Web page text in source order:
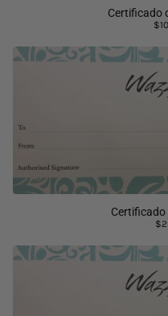
Certificado
Certificado